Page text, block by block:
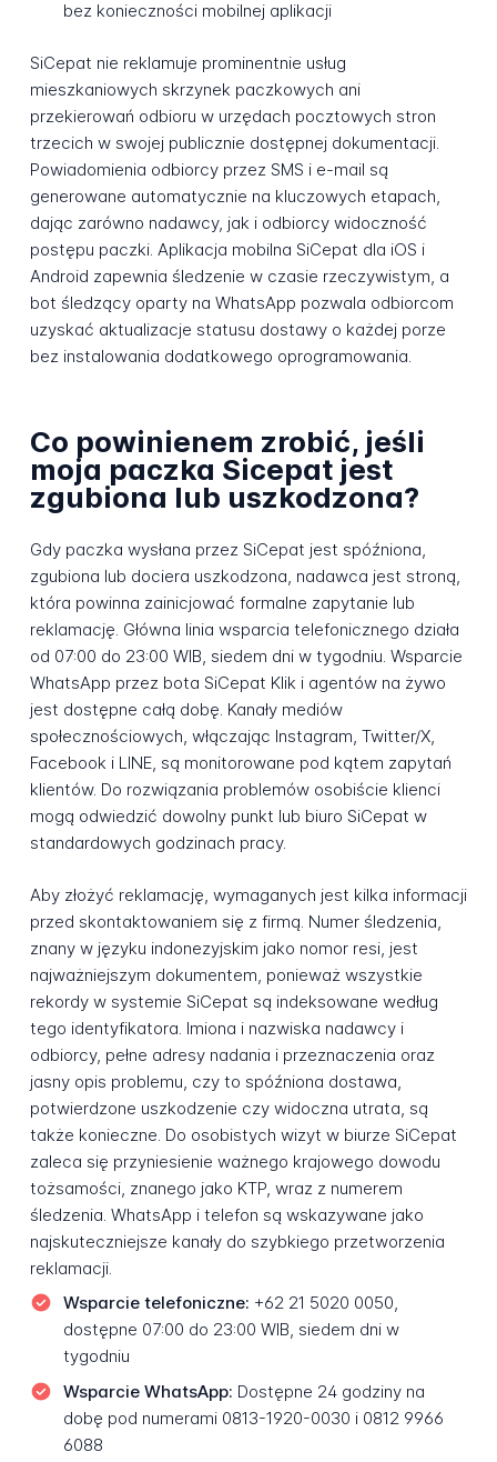
bez konieczności mobilnej aplikacji
SiCepat nie reklamuje prominentnie usług
mieszkaniowych skrzynek paczkowych ani
przekierowań odbioru w urzędach pocztowych stron
trzecich w swojej publicznie dostępnej dokumentacji.
Powiadomienia odbiorcy przez SMS i e-mail są
generowane automatycznie na kluczowych etapach,
dając zarówno nadawcy, jak i odbiorcy widoczność
postępu paczki. Aplikacja mobilna SiCepat dla iOS i
Android zapewnia śledzenie w czasie rzeczywistym, a
bot śledzący oparty na WhatsApp pozwala odbiorcom
uzyskać aktualizacje statusu dostawy o każdej porze
bez instalowania dodatkowego oprogramowania.
Co powinienem zrobić, jeśli
moja paczka Sicepat jest
zgubiona lub uszkodzona?
Gdy paczka wysłana przez SiCepat jest spóźniona,
zgubiona lub dociera uszkodzona, nadawca jest stroną,
która powinna zainicjować formalne zapytanie lub
reklamację. Główna linia wsparcia telefonicznego działa
od 07:00 do 23:00 WIB, siedem dni w tygodniu. Wsparcie
WhatsApp przez bota SiCepat Klik i agentów na żywo
jest dostępne całą dobę. Kanały mediów
społecznościowych, włączając Instagram, Twitter/X,
Facebook i LINE, są monitorowane pod kątem zapytań
klientów. Do rozwiązania problemów osobiście klienci
mogą odwiedzić dowolny punkt lub biuro SiCepat w
standardowych godzinach pracy.
Aby złożyć reklamację, wymaganych jest kilka informacji
przed skontaktowaniem się z firmą. Numer śledzenia,
znany w języku indonezyjskim jako nomor resi, jest
najważniejszym dokumentem, ponieważ wszystkie
rekordy w systemie SiCepat są indeksowane według
tego identyfikatora. Imiona i nazwiska nadawcy i
odbiorcy, pełne adresy nadania i przeznaczenia oraz
jasny opis problemu, czy to spóźniona dostawa,
potwierdzone uszkodzenie czy widoczna utrata, są
także konieczne. Do osobistych wizyt w biurze SiCepat
zaleca się przyniesienie ważnego krajowego dowodu
tożsamości, znanego jako KTP, wraz z numerem
śledzenia. WhatsApp i telefon są wskazywane jako
najskuteczniejsze kanały do szybkiego przetworzenia
reklamacji.
Wsparcie telefoniczne: +62 21 5020 0050,
dostępne 07:00 do 23:00 WIB, siedem dni w
tygodniu
Wsparcie WhatsApp: Dostępne 24 godziny na
dobę pod numerami 0813-1920-0030 i 0812 9966
6088